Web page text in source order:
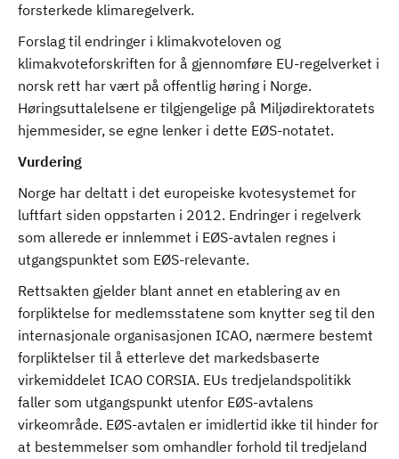
forsterkede klimaregelverk.
Forslag til endringer i klimakvoteloven og
klimakvoteforskriften for å gjennomføre EU-regelverket i
norsk rett har vært på offentlig høring i Norge.
Høringsuttalelsene er tilgjengelige på Miljødirektoratets
hjemmesider, se egne lenker i dette EØS-notatet.
Vurdering
Norge har deltatt i det europeiske kvotesystemet for
luftfart siden oppstarten i 2012. Endringer i regelverk
som allerede er innlemmet i EØS-avtalen regnes i
utgangspunktet som EØS-relevante.
Rettsakten gjelder blant annet en etablering av en
forpliktelse for medlemsstatene som knytter seg til den
internasjonale organisasjonen ICAO, nærmere bestemt
forpliktelser til å etterleve det markedsbaserte
virkemiddelet ICAO CORSIA. EUs tredjelandspolitikk
faller som utgangspunkt utenfor EØS-avtalens
virkeområde. EØS-avtalen er imidlertid ikke til hinder for
at bestemmelser som omhandler forhold til tredjeland